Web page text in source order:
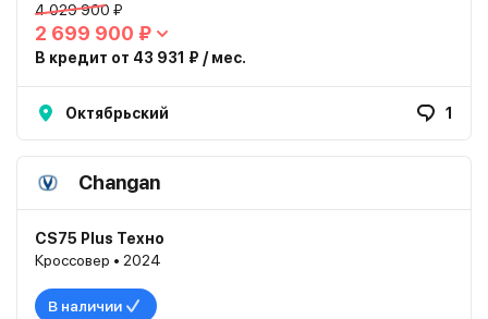
4 029 900 ₽
2 699 900 ₽
В кредит от 43 931 ₽ / мес.
Октябрьский 1
Changan
CS75 Plus Техно
Кроссовер • 2024
В наличии